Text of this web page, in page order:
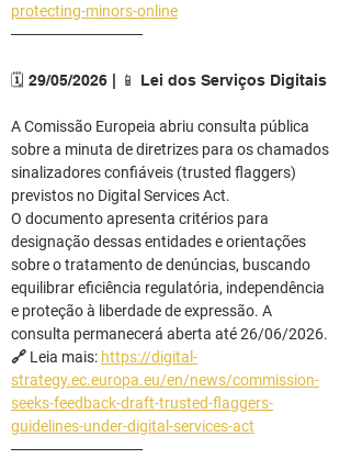
protecting-minors-online
────────────
🗓️ 29/05/2026 | 📱 Lei dos Serviços Digitais
A Comissão Europeia abriu consulta pública
sobre a minuta de diretrizes para os chamados
sinalizadores confiáveis (trusted flaggers)
previstos no Digital Services Act.
O documento apresenta critérios para
designação dessas entidades e orientações
sobre o tratamento de denúncias, buscando
equilibrar eficiência regulatória, independência
e proteção à liberdade de expressão. A
consulta permanecerá aberta até 26/06/2026.
🔗 Leia mais: https://digital-
strategy.ec.europa.eu/en/news/commission-
seeks-feedback-draft-trusted-flaggers-
guidelines-under-digital-services-act
────────────